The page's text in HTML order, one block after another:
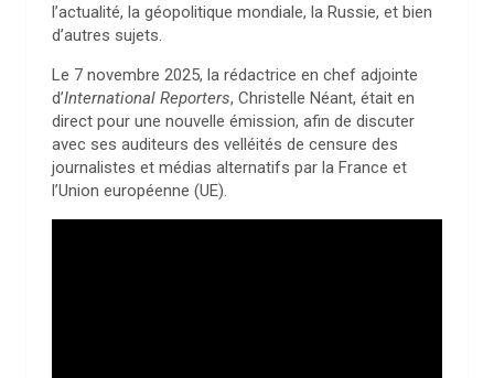
l’actualité, la géopolitique mondiale, la Russie, et bien
d’autres sujets.
Le 7 novembre 2025, la rédactrice en chef adjointe
d’International Reporters, Christelle Néant, était en
direct pour une nouvelle émission, afin de discuter
avec ses auditeurs des velléités de censure des
journalistes et médias alternatifs par la France et
l’Union européenne (UE).